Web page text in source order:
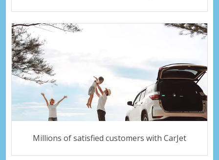
Millions of satisfied customers with CarJet